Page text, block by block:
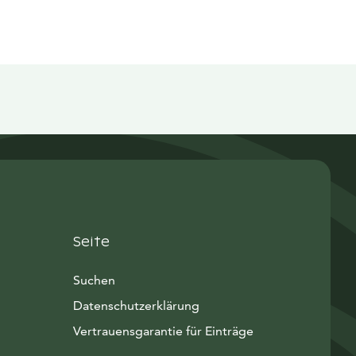
Seite
Suchen
Datenschutzerklärung
Vertrauensgarantie für Einträge